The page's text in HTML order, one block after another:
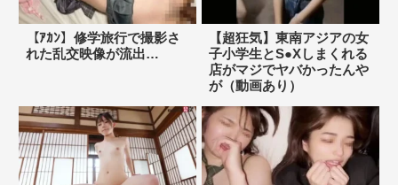
【ｱｶﾝ】修学旅行で撮影さ
れた乱交映像が流出…
【超狂気】東南アジアの女
子小学生とS●Xしまくれる
店がマジでヤバかったんや
が（動画あり）